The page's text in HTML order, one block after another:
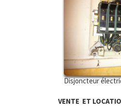
Disjoncteur
VENTE ET